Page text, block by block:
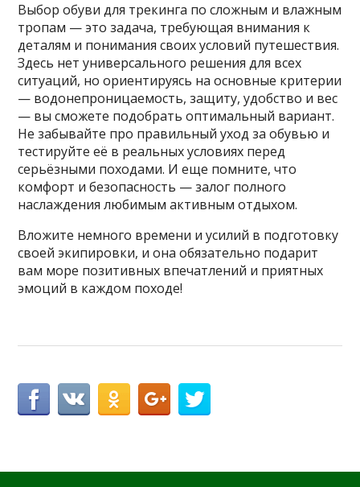
Выбор обуви для трекинга по сложным и влажным
тропам — это задача, требующая внимания к
деталям и понимания своих условий путешествия.
Здесь нет универсального решения для всех
ситуаций, но ориентируясь на основные критерии
— водонепроницаемость, защиту, удобство и вес
— вы сможете подобрать оптимальный вариант.
Не забывайте про правильный уход за обувью и
тестируйте её в реальных условиях перед
серьёзными походами. И еще помните, что
комфорт и безопасность — залог полного
наслаждения любимым активным отдыхом.
Вложите немного времени и усилий в подготовку
своей экипировки, и она обязательно подарит
вам море позитивных впечатлений и приятных
эмоций в каждом походе!